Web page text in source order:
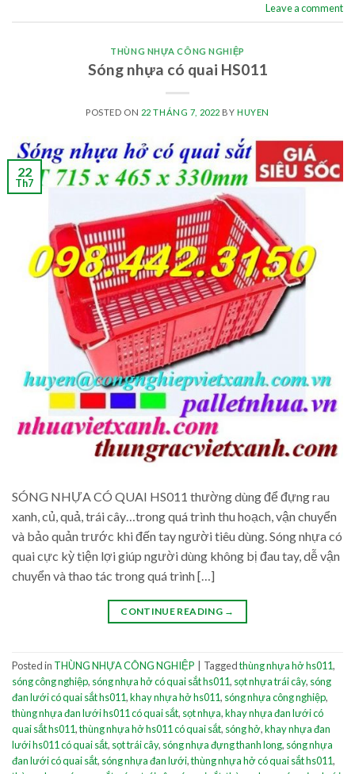
Leave a comment
THÙNG NHỰA CÔNG NGHIỆP
Sóng nhựa có quai HS011
POSTED ON 22 THÁNG 7, 2022 BY HUYEN
22
Th7
SÓNG NHỰA CÓ QUAI HS011 thường dùng để đựng rau
xanh, củ, quả, trái cây…trong quá trình thu hoạch, vận chuyển
và bảo quản trước khi đến tay người tiêu dùng. Sóng nhựa có
quai cực kỳ tiện lợi giúp người dùng không bị đau tay, dễ vận
chuyển và thao tác trong quá trình […]
CONTINUE READING →
Posted in THÙNG NHỰA CÔNG NGHIỆP Taggedthùng nhựa hở hs011,
sóng công nghiệp, sóng nhựa hở có quai sắt hs011, sọt nhựa trái cây, sóng
đan lưới có quai sắt hs011,khay nhựa hở hs011, sóng nhựa công nghiệp,
thùng nhựa đan lưới hs011 có quai sắt, sọt nhựa,khay nhựa đan lưới có
quai sắt hs011,thùng nhựa hở hs011 có quai sắt, sóng hở,khay nhựa đan
lưới hs011 có quai sắt, sọt trái cây, sóng nhựa đựng thanh long, sóng nhựa
đan lưới có quai sắt, sóng nhựa đan lưới,thùng nhựa hở có quai sắt hs011,